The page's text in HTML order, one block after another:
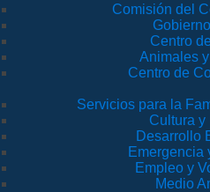
Comisión del
Centro
Animales
Centro de
Servicios para la
Cultura y
Desarrollo
Emergencia
Empleo y
Medio